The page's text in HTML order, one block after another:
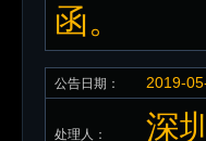
函。
公告日期： 2019-
处理人： 深